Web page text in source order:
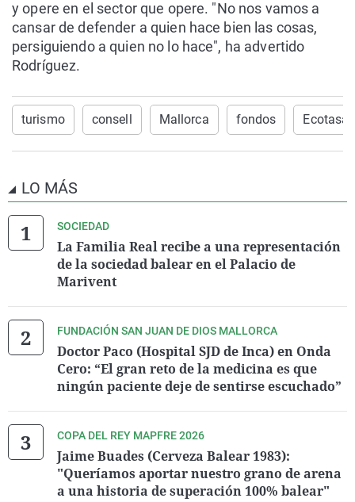
y opere en el sector que opere. "No nos vamos a
cansar de defender a quien hace bien las cosas,
persiguiendo a quien no lo hace", ha advertido
Rodríguez.
turismo consell Mallorca fondos Ecotasa
LO MÁS
SOCIEDAD
La Familia Real recibe a una representación
de la sociedad balear en el Palacio de
Marivent
FUNDACIÓN SAN JUAN DE DIOS MALLORCA
Doctor Paco (Hospital SJD de Inca) en Onda
Cero: “El gran reto de la medicina es que
ningún paciente deje de sentirse escuchado”
COPA DEL REY MAPFRE 2026
Jaime Buades (Cerveza Balear 1983):
"Queríamos aportar nuestro grano de arena
a una historia de superación 100% balear"